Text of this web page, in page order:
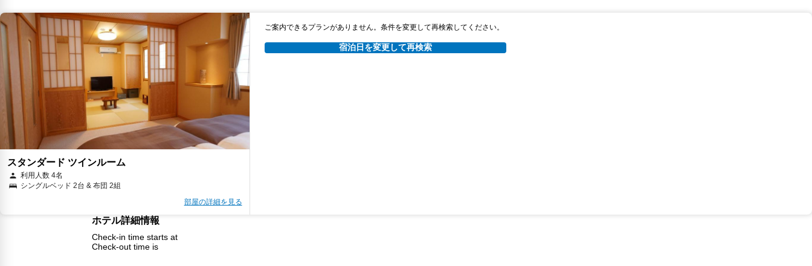
スタンダード ツインルーム
利用人数 4名
シングルベッド 2台 & 布団 2組
部屋の詳細を見る
ご案内できるプランがありません。条件を変更して再検索してください。
宿泊日を変更して再検索
ホテル詳細情報
Check-in time starts at
Check-out time is